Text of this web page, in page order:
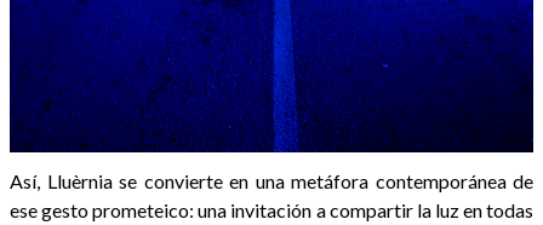
Así, Lluèrnia se convierte en una metáfora contemporánea de
ese gesto prometeico: una invitación a compartir la luz en todas